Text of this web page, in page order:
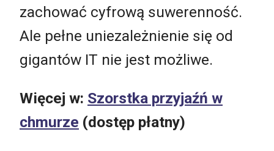
zachować cyfrową suwerenność.
Ale pełne uniezależnienie się od
gigantów IT nie jest możliwe.
Więcej w: Szorstka przyjaźń w
chmurze (dostęp płatny)